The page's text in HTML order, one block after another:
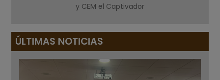
y CEM el Captivador
ÚLTIMAS NOTICIAS